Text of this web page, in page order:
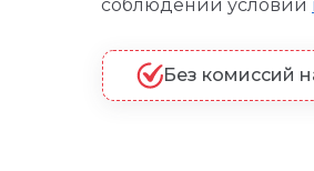
соблюдении условий
Без комиссий